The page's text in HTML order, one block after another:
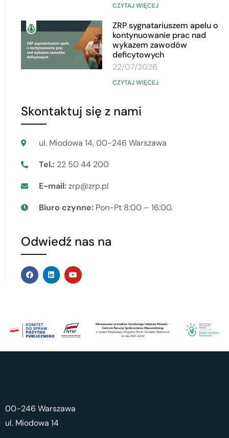
CZYTAJ WIĘCEJ
ZRP sygnatariuszem apelu o
kontynuowanie prac nad
wykazem zawodów
deficytowych
22/07/2026
CZYTAJ WIĘCEJ
Skontaktuj się z nami
ul. Miodowa 14, 00-246 Warszawa
Tel.:22 50 44 200
E-mail:zrp@zrp.pl
Biuro czynne:Pon-Pt 8:00 – 16:00.
Odwiedź nas na
00-246 Warszawa
ul. Miodowa 14